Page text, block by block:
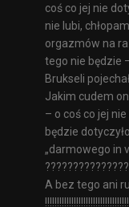
coś co jej nie
nie lubi,
orgazmów na
tego nie będzie
Brukseli
Jakim cudem
– o coś co jej
będzie
„darmowego in
A bez tego ani